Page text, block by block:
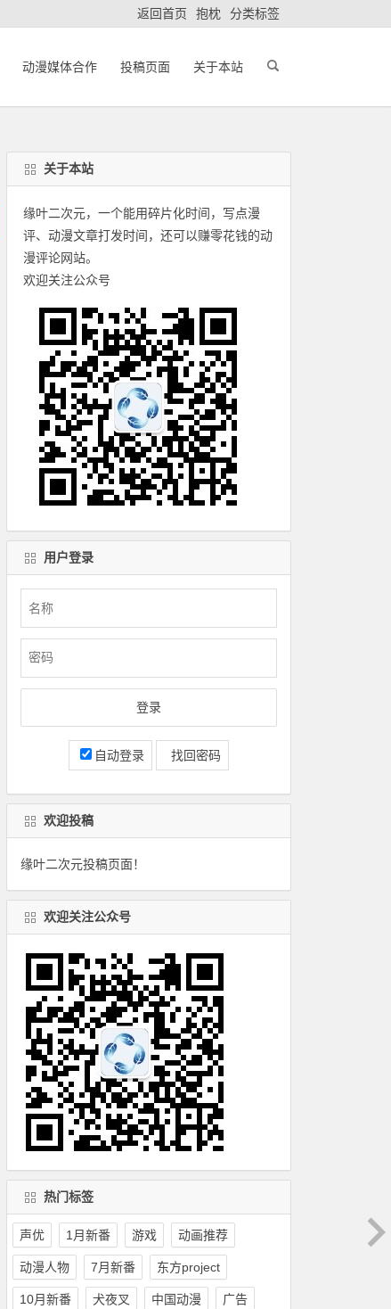
返回首页 抱枕 分类标签
动漫媒体合作 投稿页面 关于本站
关于本站
缘叶二次元，一个能用碎片化时间，写点漫
评、动漫文章打发时间，还可以赚零花钱的动
漫评论网站。
欢迎关注公众号
用户登录
自动登录 找回密码
欢迎投稿
缘叶二次元投稿页面！
欢迎关注公众号
热门标签
声优 1月新番 游戏 动画推荐
动漫人物 7月新番 东方project
10月新番 犬夜叉 中国动漫 广告